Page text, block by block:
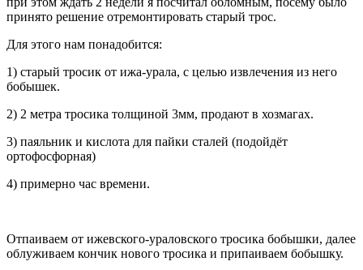
принято решение отремонтировать старый трос.
Для этого нам понадобится:
1) старый тросик от ижа-урала, с целью извлечения из него
бобышек.
2) 2 метра тросика толщиной 3мм, продают в хозмагах.
3) паяльник и кислота для пайки сталей (подойдёт
ортофосфорная)
4) примерно час времени.
Отпаиваем от ижевского-ураловского тросика бобышки, далее
облуживаем кончик нового тросика и припаиваем бобышку.